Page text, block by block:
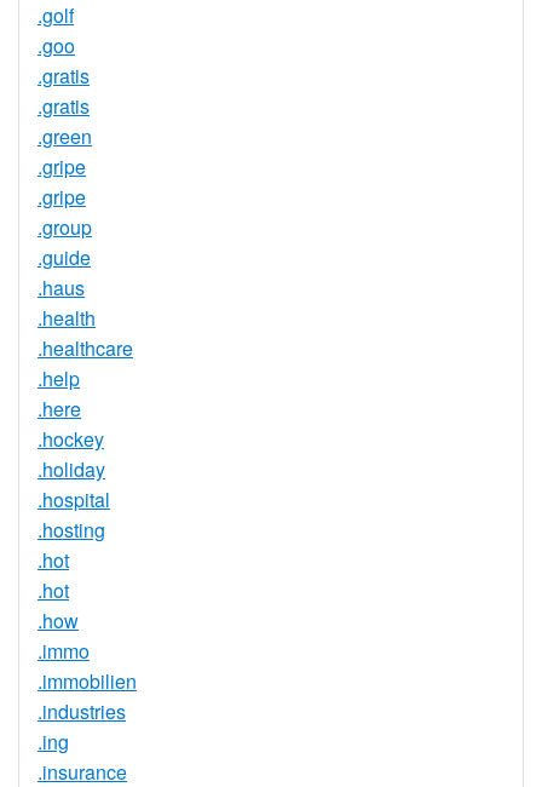
.golf
.goo
.gratis
.gratis
.green
.gripe
.gripe
.group
.guide
.haus
.health
.healthcare
.help
.here
.hockey
.holiday
.hospital
.hosting
.hot
.hot
.how
.immo
.immobilien
.industries
.ing
.insurance